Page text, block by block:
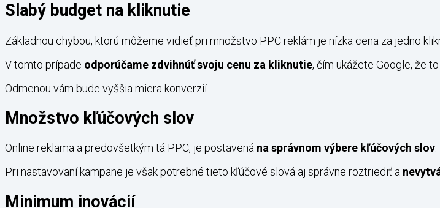
Slabý budget na kliknutie
Základnou chybou, ktorú môžeme vidieť pri množstvo PPC reklám je nízka cena za jedno
V tomto prípade odporúčame zdvihnúť svoju cenu za kliknutie, čím ukážete Google, že
Odmenou vám bude vyššia miera konverzií.
Množstvo kľúčových slov
Online reklama a predovšetkým tá PPC, je postavená na správnom výbere kľúčových slov.
Pri nastavovaní kampane je však potrebné tieto kľúčové slová aj správne roztriediť a
Minimum inovácií